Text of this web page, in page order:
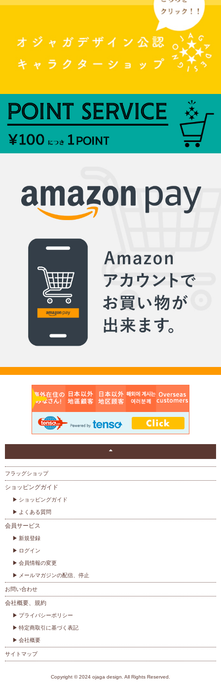
フラッグショップ
ショッピングガイド
ショッピングガイド
よくある質問
会員サービス
新規登録
ログイン
会員情報の変更
メールマガジンの配信、停止
お問い合わせ
会社概要、規約
プライバシーポリシー
特定商取引に基づく表記
会社概要
サイトマップ
Copyright © 2024 ojaga design. All Rights Reserved.